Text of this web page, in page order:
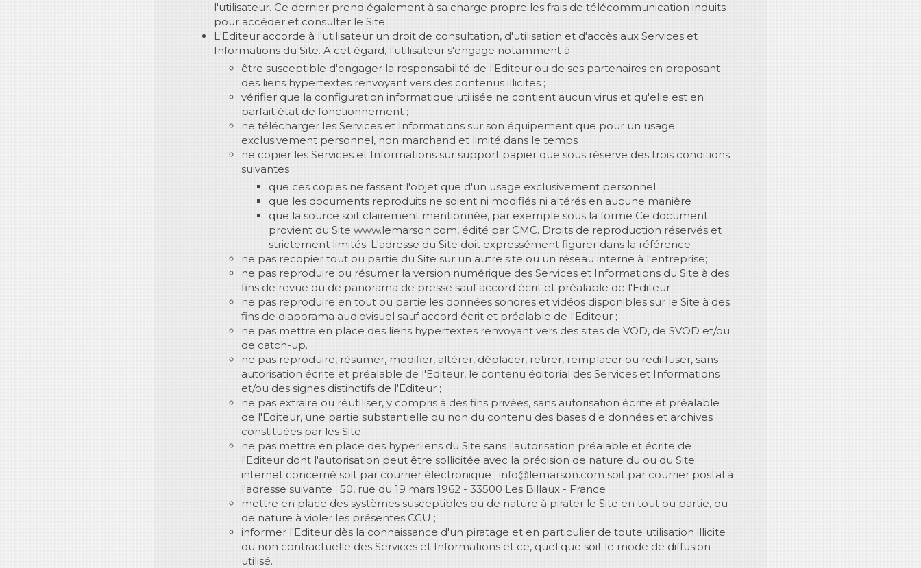
l'utilisateur. Ce dernier prend également à sa charge propre les frais de télécommunication induits
pour accéder et consulter le Site.
L'Editeur accorde à l'utilisateur un droit de consultation, d'utilisation et d'accès aux Services et
Informations du Site. A cet égard, l'utilisateur s'engage notamment à :
être susceptible d'engager la responsabilité de l'Editeur ou de ses partenaires en proposant
des liens hypertextes renvoyant vers des contenus illicites ;
vérifier que la configuration informatique utilisée ne contient aucun virus et qu'elle est en
parfait état de fonctionnement ;
ne télécharger les Services et Informations sur son équipement que pour un usage
exclusivement personnel, non marchand et limité dans le temps
ne copier les Services et Informations sur support papier que sous réserve des trois conditions
suivantes :
que ces copies ne fassent l'objet que d'un usage exclusivement personnel
que les documents reproduits ne soient ni modifiés ni altérés en aucune manière
que la source soit clairement mentionnée, par exemple sous la forme Ce document
provient du Site www.lemarson.com, édité par CMC. Droits de reproduction réservés et
strictement limités. L'adresse du Site doit expressément figurer dans la référence
ne pas recopier tout ou partie du Site sur un autre site ou un réseau interne à l'entreprise;
ne pas reproduire ou résumer la version numérique des Services et Informations du Site à des
fins de revue ou de panorama de presse sauf accord écrit et préalable de l'Editeur ;
ne pas reproduire en tout ou partie les données sonores et vidéos disponibles sur le Site à des
fins de diaporama audiovisuel sauf accord écrit et préalable de l'Editeur ;
ne pas mettre en place des liens hypertextes renvoyant vers des sites de VOD, de SVOD et/ou
de catch-up.
ne pas reproduire, résumer, modifier, altérer, déplacer, retirer, remplacer ou rediffuser, sans
autorisation écrite et préalable de l'Editeur, le contenu éditorial des Services et Informations
et/ou des signes distinctifs de l'Editeur ;
ne pas extraire ou réutiliser, y compris à des fins privées, sans autorisation écrite et préalable
de l'Editeur, une partie substantielle ou non du contenu des bases d e données et archives
constituées par les Site ;
ne pas mettre en place des hyperliens du Site sans l'autorisation préalable et écrite de
l'Editeur dont l'autorisation peut être sollicitée avec la précision de nature du ou du Site
internet concerné soit par courrier électronique : info@lemarson.com soit par courrier postal à
l'adresse suivante : 50, rue du 19 mars 1962 - 33500 Les Billaux - France
mettre en place des systèmes susceptibles ou de nature à pirater le Site en tout ou partie, ou
de nature à violer les présentes CGU ;
informer l'Editeur dès la connaissance d'un piratage et en particulier de toute utilisation illicite
ou non contractuelle des Services et Informations et ce, quel que soit le mode de diffusion
utilisé.